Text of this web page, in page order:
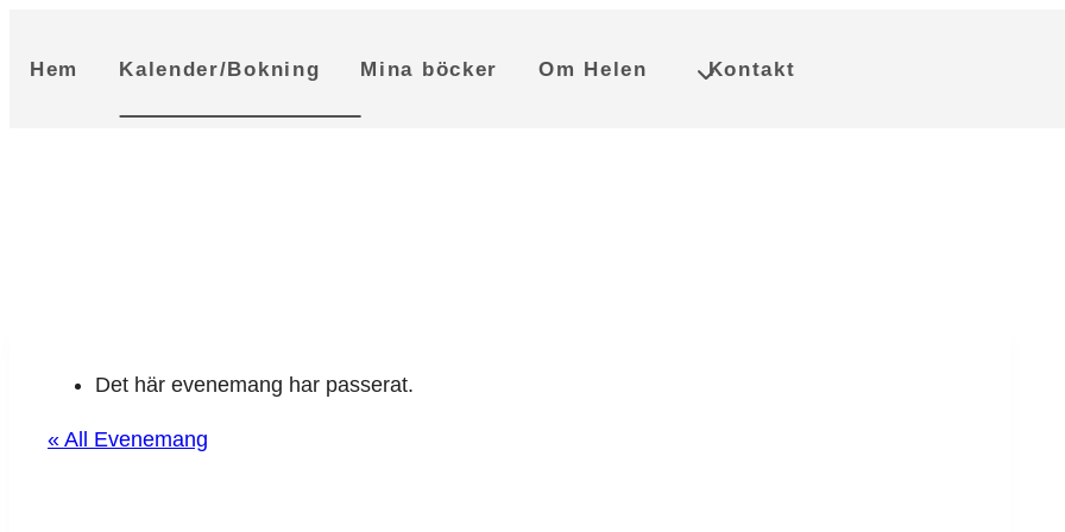
Hem Kalender/Bokning Mina böcker Om Helen Kontakt
Det här evenemang har passerat.
« All Evenemang